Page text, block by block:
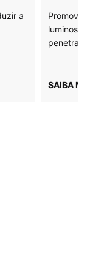
a
Promove
SAIBA